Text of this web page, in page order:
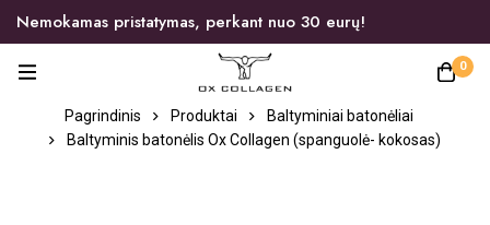
Nemokamas pristatymas, perkant nuo 30 eurų!
0
Pagrindinis Produktai
Baltyminiai batonėliai
Baltyminis batonėlis Ox Collagen (spanguolė- kokosas)